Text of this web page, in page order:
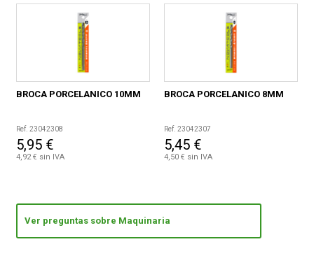
BROCA PORCELANICO 10MM
Ref. 23042308
5,95 €
4,92 € sin IVA
BROCA PORCELANICO 8MM
Ref. 23042307
5,45 €
4,50 € sin IVA
Ver preguntas sobre Maquinaria